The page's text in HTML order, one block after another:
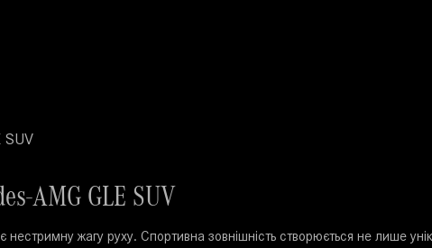
AMG GLE SUV
жагу руху. Спортивна зовнішність створюється не лише